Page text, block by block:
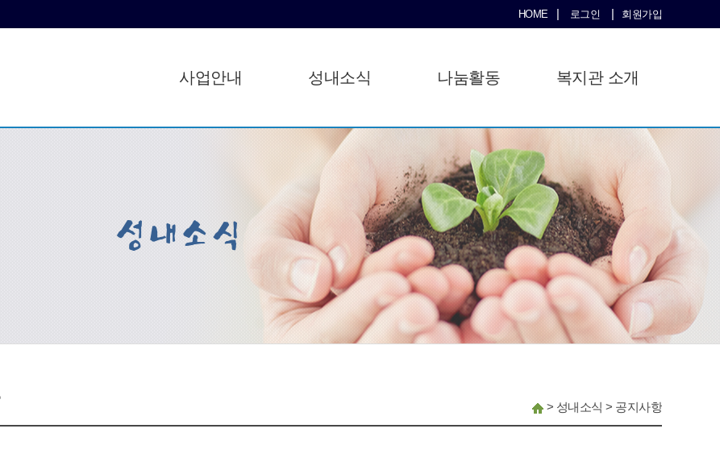
HOME | 로그인 | 회원가입
사업안내 성내소식 나눔활동 복지관 소개
성내소식
> 성내소식 > 공지사항